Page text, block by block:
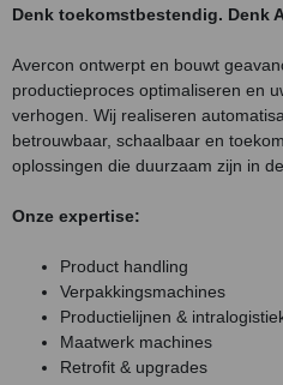
Denk toekomstbestendig. Denk
Avercon ontwerpt en bouwt
productieproces optimaliseren en
verhogen. Wij realiseren
betrouwbaar, schaalbaar en
oplossingen die duurzaam zijn in
Onze expertise:
Product handling
Verpakkingsmachines
Productielijnen &
Maatwerk machines
Retrofit & upgrades